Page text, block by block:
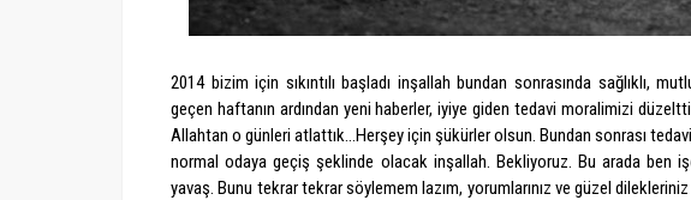
2014 bizim için sıkıntılı başladı inşallah bundan sonrasında sağlıklı,
geçen haftanın ardından yeni haberler, iyiye giden tedavi moralimizi
Allahtan o günleri atlattık...Herşey için şükürler olsun. Bundan sonrası
normal odaya geçiş şeklinde olacak inşallah. Bekliyoruz. Bu arada ben
yavaş. Bunu tekrar tekrar söylemem lazım, yorumlarınız ve güzel dilekleriniz